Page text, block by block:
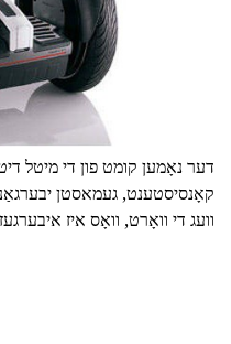
דער נאָמען קומט פון די מיטל
קאָנסיסטענט, געמאסטן
וועג די וואָרט, וואָס איז